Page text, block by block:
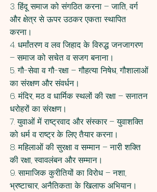
3.⁠ ⁠हिंदू समाज को संगठित करना – जाति, वर्ग
और क्षेत्र से ऊपर उठकर एकता स्थापित
करना।
4.⁠ ⁠धर्मांतरण व लव जिहाद के विरुद्ध जनजागरण
– समाज को सचेत व सजग बनाना।
5.⁠ ⁠गौ-सेवा व गौ-रक्षा – गौहत्या निषेध, गौशालाओं
का संरक्षण और संवर्धन।
6.⁠ ⁠मंदिर, मठ व धार्मिक स्थलों की रक्षा – सनातन
धरोहरों का संरक्षण।
7.⁠ ⁠युवाओं में राष्ट्रवाद और संस्कार – युवाशक्ति
को धर्म व राष्ट्र के लिए तैयार करना।
8.⁠ ⁠महिलाओं की सुरक्षा व सम्मान – नारी शक्ति
की रक्षा, स्वावलंबन और सम्मान।
9.⁠ ⁠सामाजिक कुरीतियों का विरोध – नशा,
भ्रष्टाचार, अनैतिकता के खिलाफ अभियान।